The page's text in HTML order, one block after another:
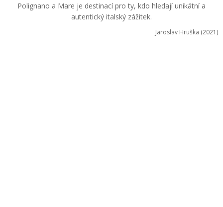
Polignano a Mare je destinací pro ty, kdo hledají unikátní a
autentický italský zážitek.
Jaroslav Hruška (2021)